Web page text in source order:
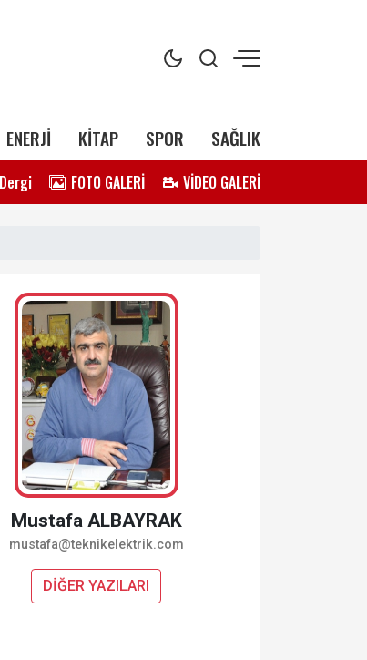
ENERJİ KİTAP SPOR SAĞLIK
FOTO GALERİ VİDEO GALERİ
Mustafa ALBAYRAK
mustafa@teknikelektrik.com
DİĞER YAZILARI